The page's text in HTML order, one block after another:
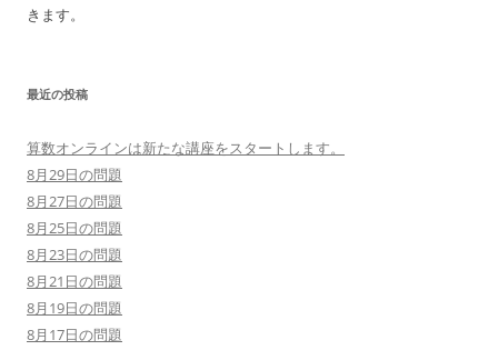
きます。
最近の投稿
算数オンラインは新たな講座をスタートします。
8月29日の問題
8月27日の問題
8月25日の問題
8月23日の問題
8月21日の問題
8月19日の問題
8月17日の問題